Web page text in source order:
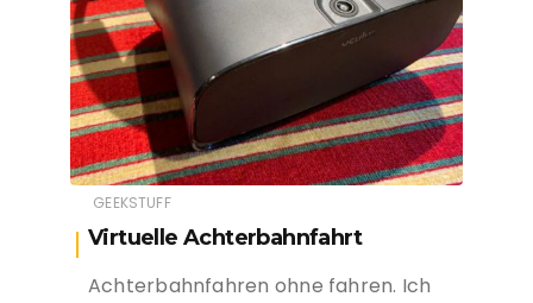
GEEKSTUFF
Virtuelle Achterbahnfahrt
Achterbahnfahren ohne fahren. Ich